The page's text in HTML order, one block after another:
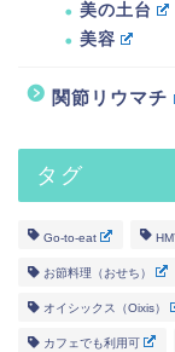
美の土台
美容
関節リウマチ
タグ
Go-to-eat
お節料理（おせち）
オイシックス（Oixis）
カフェでも利用可